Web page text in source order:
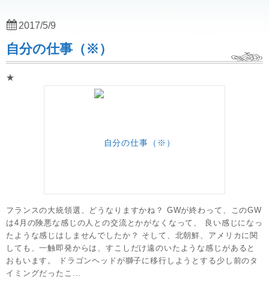
自分の仕事（※）
★
フランスの大統領選、どうなりますかね？ GWが終わって、このGW
は4月の険悪な感じの人との交流とかがなくなって、 良い感じになっ
たような感じはしませんでしたか？ そして、北朝鮮、アメリカに関
しても、一触即発からは、すこしだけ遠のいたような感じがあると
おもいます。 ドラゴンヘッドが獅子に移行しようとする少し前のタ
イミングだったこ...
2017/5/9